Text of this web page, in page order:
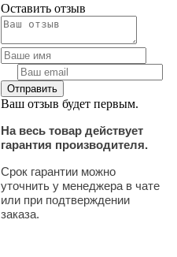
Оставить отзыв
Ваш отзыв будет первым.
На весь товар действует
гарантия производителя.
Срок гарантии можно
уточнить у менеджера в чате
или при подтверждении
заказа.